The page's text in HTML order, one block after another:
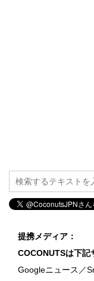
提携メディア：
COCONUTSは下記
Googleニュース／